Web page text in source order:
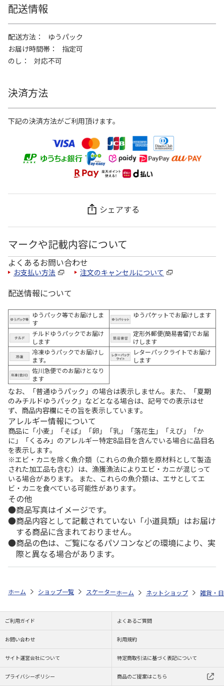
配送情報
配送方法
ゆうパック
お届け時間帯
指定可
のし
対応不可
決済方法
下記の決済方法がご利用頂けます。
シェアする
マークや記載内容について
よくあるお問い合わせ
お支払い方法 注文のキャンセルについて
配送情報について
ゆうパック等でお届けしま
す
ゆうパケットでお届けします
チルドゆうパックでお届け
します
定形外郵便(簡易書留)でお届
けします
冷凍ゆうパックでお届けし
ます。
レターパックライトでお届け
します
佐川急便でのお届けとなり
ます
なお、「普通ゆうパック」の場合は表示しません。また、「夏期
のみチルドゆうパック」などとなる場合は、記号での表示はせ
ず、商品内容欄にその旨を表示しています。
アレルギー情報について
商品に「小麦」「そば」「卵」「乳」「落花生」「えび」「か
に」「くるみ」のアレルギー特定8品目を含んでいる場合に品目名
を表示します。
※エビ・カニを除く魚介類（これらの魚介類を原材料として製造
された加工品も含む）は、漁獲漁法によりエビ・カニが混じって
いる場合があります。 また、これらの魚介類は、エサとしてエ
ビ・カニを食べている可能性があります。
その他
商品写真はイメージです。
商品内容として記載されていない「小道具類」はお届け
する商品に含まれておりません。
商品の色は、ご覧になるパソコンなどの環境により、実
際と異なる場合があります。
ホーム ショップ一覧 スケーター スプーン・フォークセット パンど
ホーム ネットショップ 雑貨・
ご利用ガイド よくあるご質問
お問い合わせ 利用規約
サイト運営会社について 特定商取引法に基づく表記について
プライバシーポリシー 商品のご提案はこちら